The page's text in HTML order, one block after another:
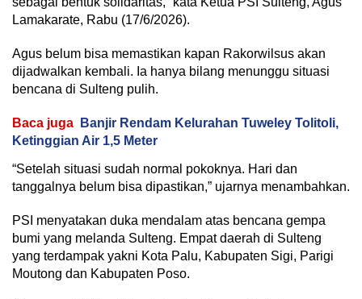
Lamakarate, Rabu (17/6/2026).
Agus belum bisa memastikan kapan Rakorwilsus akan
dijadwalkan kembali. Ia hanya bilang menunggu situasi
bencana di Sulteng pulih.
Baca juga
Banjir Rendam Kelurahan Tuweley Tolitoli,
Ketinggian Air 1,5 Meter
“Setelah situasi sudah normal pokoknya. Hari dan
tanggalnya belum bisa dipastikan,” ujarnya menambahkan.
PSI menyatakan duka mendalam atas bencana gempa
bumi yang melanda Sulteng. Empat daerah di Sulteng
yang terdampak yakni Kota Palu, Kabupaten Sigi, Parigi
Moutong dan Kabupaten Poso.